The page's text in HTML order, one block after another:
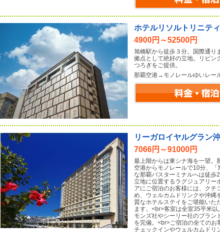
ホテルリソルトリニテ
4900円～52500円
旭橋駅から徒歩３分。国際通り
拠点として絶好の立地。リビン
つろぎをご提供。
那覇空港→モノレールゆいレー
リーガロイヤルグラン
7066円～91000円
最上階からは東シナ海を一望。
空港からモノレールで10分、
な那覇バスターミナルへは徒歩
立地に位置するラグジュアリー
アにご宿泊のお客様には、クチ
め、ウェルカムドリンクや沖縄
質なホテルステイをご堪能いた
ます。<br>客室は全室35平米
モンズ社やシーリー社のブラン
を完備。<br>ご宿泊の全ての
チェックインやウェルカムドリ